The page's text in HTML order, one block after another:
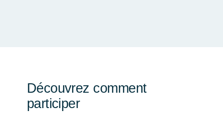
Découvrez comment
participer